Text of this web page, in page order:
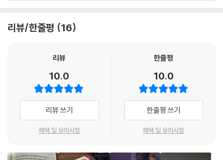
애착을 잘 형성해야 하는데, 영규는 애착 대상이 친할머니였다가 엄마로
니와 헤어질 때는 떨어지지 않으려 했지만, 부모님 집에서 할머니네로 갈
저자는 영규를 대하는 부모의 태도를 살피면서 정신분석학자 에릭 에릭슨
의 중년기 발달 과제를 설명한다. 특히 영규 엄마 정현씨처럼 중년에도 발
달은 현재진행형이다. 즉 엄마는 아이의 발달뿐 아니라 자신의 발달 단계
또한 세심히 살펴야 하는 것이다. 저자 역시 출산 후에 대학병원에서 전공
마로서의 발달과제가 버겁거나, 스스로가 부족하다고 느낄 때, 엄마들은
리뷰/한줄평 16
리뷰
10.0
리뷰 쓰기
혜택 및 유의사항
한줄평
10.0
한줄평 쓰기
혜택 및 유의사항